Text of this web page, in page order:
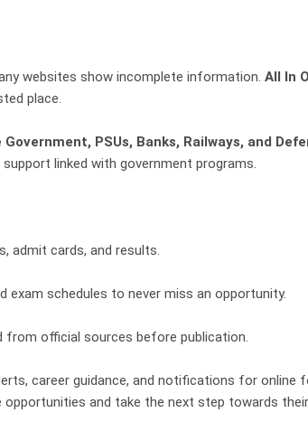
websites show incomplete information. All In
place.
PSUs, Banks, Railways, and
linked with government programs.
admit cards, and results.
exam schedules to never miss an opportunity.
from official sources before publication.
career guidance, and notifications for online
and take the next step towards